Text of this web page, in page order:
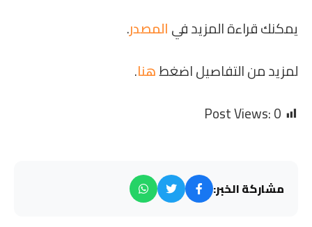
يمكنك قراءة المزيد فيالمصدر.
لمزيد من التفاصيل اضغطهنا.
Post Views:0
مشاركة الخبر: